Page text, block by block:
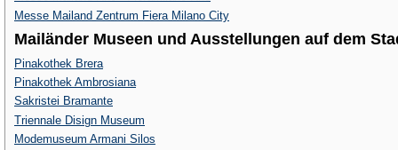
Messe Mailand Zentrum Fiera Milano City
Mailänder Museen und Ausstellungen auf dem
Pinakothek Brera
Pinakothek Ambrosiana
Sakristei Bramante
Triennale Disign Museum
Modemuseum Armani Silos